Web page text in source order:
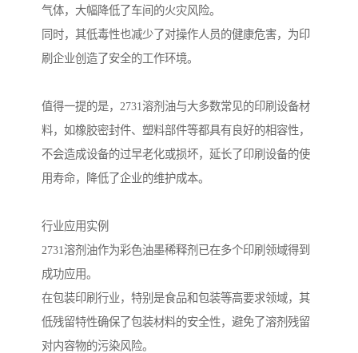
气体，大幅降低了车间的火灾风险。
同时，其低毒性也减少了对操作人员的健康危害，为印
刷企业创造了安全的工作环境。
值得一提的是，2731溶剂油与大多数常见的印刷设备材
料，如橡胶密封件、塑料部件等都具有良好的相容性，
不会造成设备的过早老化或损坏，延长了印刷设备的使
用寿命，降低了企业的维护成本。
行业应用实例
2731溶剂油作为彩色油墨稀释剂已在多个印刷领域得到
成功应用。
在包装印刷行业，特别是食品和包装等高要求领域，其
低残留特性确保了包装材料的安全性，避免了溶剂残留
对内容物的污染风险。